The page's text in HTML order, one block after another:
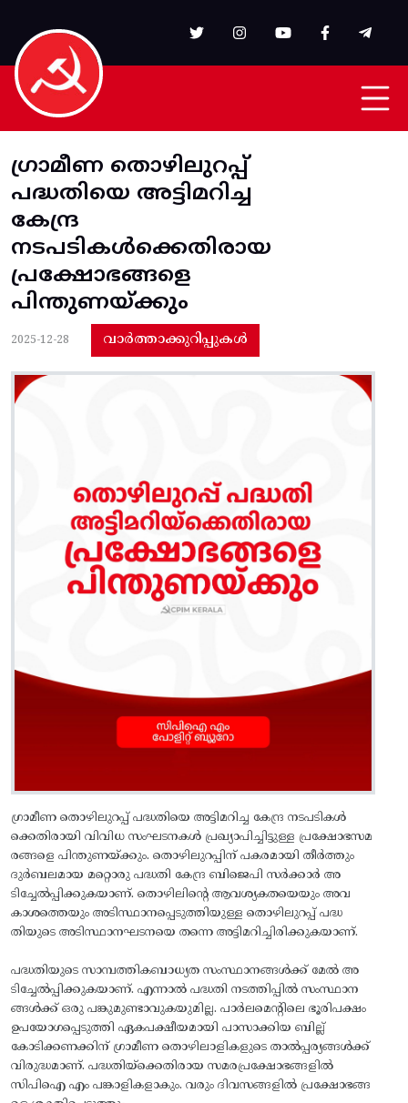
ഗ്രാമീണ തൊഴിലുറപ്പ്‌
പദ്ധതിയെ അട്ടിമറിച്ച
കേന്ദ്ര
നടപടികൾക്കെതിരായ
പ്രക്ഷോഭങ്ങളെ
പിന്തുണയ്‌ക്കും
2025-12-28 വാർത്താക്കുറിപ്പുകൾ
ഗ്രാമീണ തൊഴിലുറപ്പ്‌ പദ്ധതിയെ അട്ടിമറിച്ച കേന്ദ്ര നടപടികൾ
ക്കെതിരായി വിവിധ സംഘടനകൾ പ്രഖ്യാപിച്ചിട്ടുള്ള പ്രക്ഷോഭസമ
രങ്ങളെ പിന്തുണയ്‌ക്കും. തൊഴിലുറപ്പിന്‌ പകരമായി തീർത്തും
ദുർബലമായ മറ്റൊരു പദ്ധതി കേന്ദ്ര ബിജെപി സർക്കാർ അ
ടിച്ചേൽപ്പിക്കുകയാണ്‌. തൊഴിലിന്റെ ആവശ്യകതയെയും അവ
കാശത്തെയും അടിസ്ഥാനപ്പെടുത്തിയുള്ള തൊഴിലുറപ്പ്‌ പദ്ധ
തിയുടെ അടിസ്ഥാനഘടനയെ തന്നെ അട്ടിമറിച്ചിരിക്കുകയാണ്‌.
പദ്ധതിയുടെ സാമ്പത്തികബാധ്യത സംസ്ഥാനങ്ങൾക്ക്‌ മേൽ അ
ടിച്ചേൽപ്പിക്കുകയാണ്‌. എന്നാൽ പദ്ധതി നടത്തിപ്പിൽ സംസ്ഥാന
ങ്ങൾക്ക്‌ ഒരു പങ്കുമുണ്ടാവുകയുമില്ല. പാർലമെന്റിലെ ഭൂരിപക്ഷം
ഉപയോഗപ്പെടുത്തി ഏകപക്ഷീയമായി പാസാക്കിയ ബില്ല്‌
കോടിക്കണക്കിന്‌ ഗ്രാമീണ തൊഴിലാളികളുടെ താൽപ്പര്യങ്ങൾക്ക്‌
വിരുദ്ധമാണ്‌. പദ്ധതിയ്‌ക്കെതിരായ സമരപ്രക്ഷോഭങ്ങളിൽ
സിപിഐ എം പങ്കാളികളാകും. വരും ദിവസങ്ങളിൽ പ്രക്ഷോഭങ്ങ